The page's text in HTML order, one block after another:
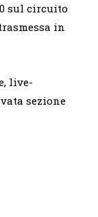
sul circuito
in
live-
sezione